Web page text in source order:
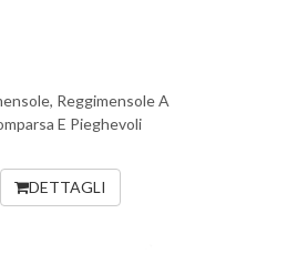
Reggimensole A
E Pieghevoli
DETTAGLI